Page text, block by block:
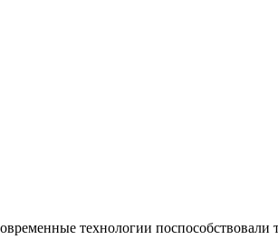
технологии поспособствовали